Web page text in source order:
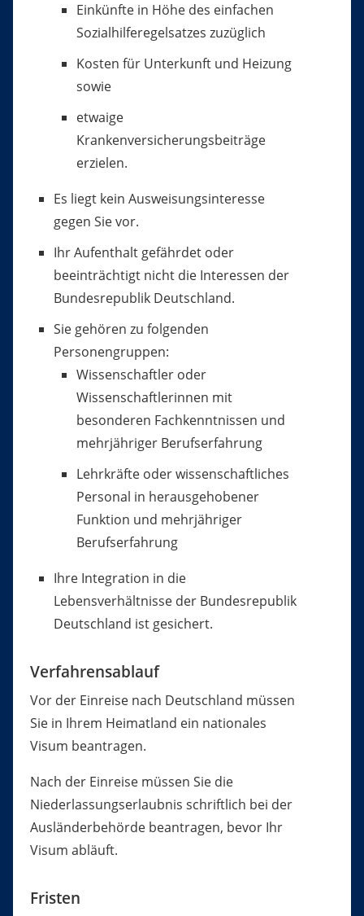
Einkünfte in Höhe des einfachen
Sozialhilferegelsatzeszuzüglich
Kosten für Unterkunft und Heizung
sowie
etwaige
Krankenversicherungsbeiträge
erzielen.
Es liegt kein Ausweisungsinteresse
gegen Sie vor.
Ihr Aufenthalt gefährdet oder
beeinträchtigt nicht die Interessen der
Bundesrepublik Deutschland.
Sie gehören zu folgenden
Personengruppen:
Wissenschaftler oder
Wissenschaftlerinnen mit
besonderen Fachkenntnissen und
mehrjähriger Berufserfahrung
Lehrkräfte oder wissenschaftliches
Personal in herausgehobener
Funktion und mehrjähriger
Berufserfahrung
Ihre Integration in die
Lebensverhältnisse der Bundesrepublik
Deutschland ist gesichert.
Verfahrensablauf
Vor der Einreise nach Deutschland müssen
Sie in Ihrem Heimatland ein nationales
Visum beantragen.
Nach der Einreise müssen Sie die
Niederlassungserlaubnis schriftlich bei der
Ausländerbehörde beantragen, bevor Ihr
Visum abläuft.
Fristen